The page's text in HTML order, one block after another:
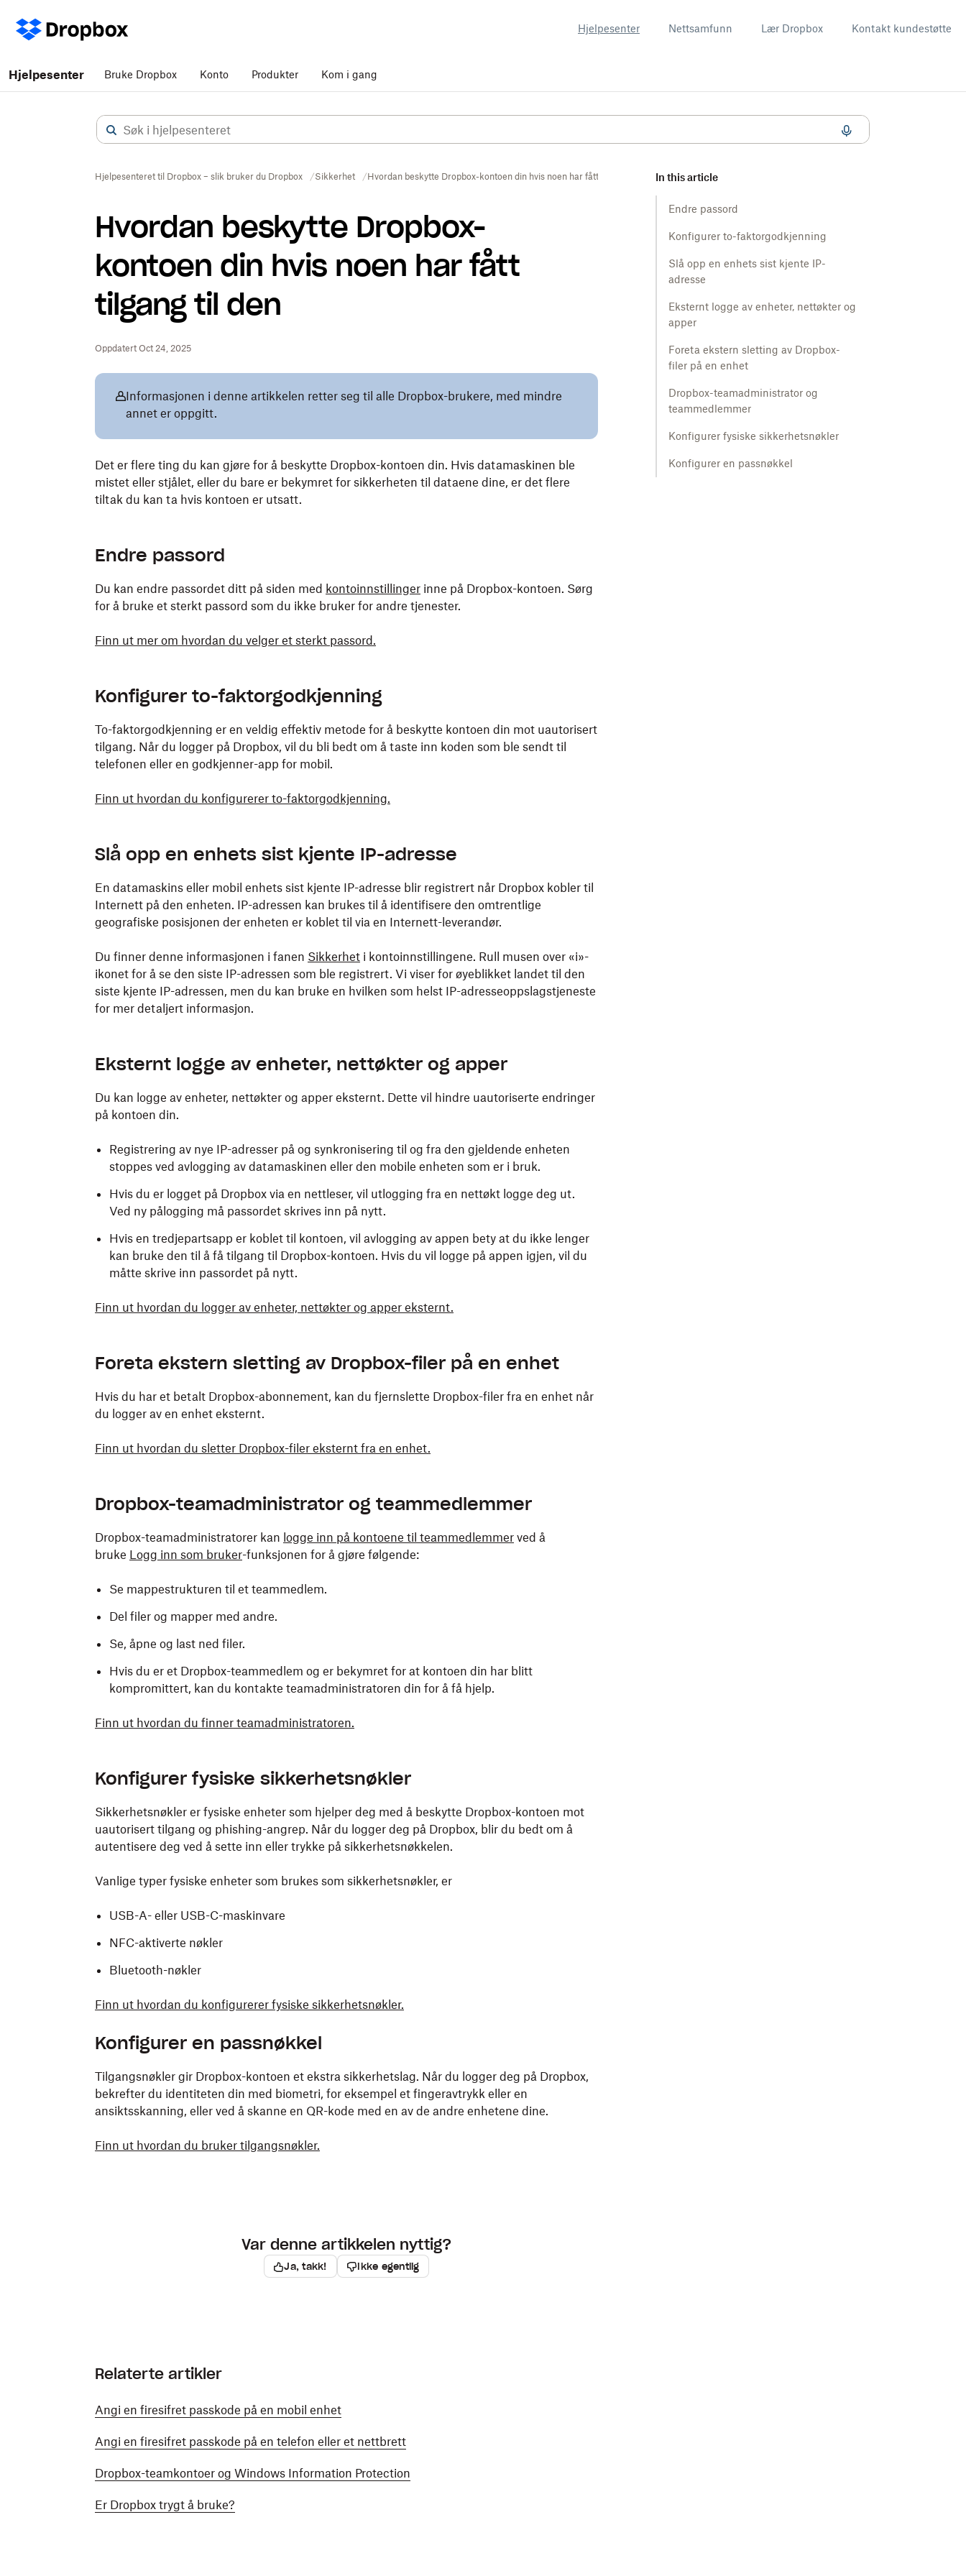
Hjelpesenter Nettsamfunn Lær Dropbox Kontakt kundestøtte
Hjelpesenter Bruke Dropbox Konto Produkter Kom i gang
Hjelpesenteret til Dropbox – slik bruker du Dropbox Sikkerhet Hvordan beskytte Dropbox-kontoen din hvis noen har fått tilgang til den
Hvordan beskytte Dropbox-
kontoen din hvis noen har fått
tilgang til den
Oppdatert Oct 24, 2025
In this article
Endre passord
Konfigurer to-faktorgodkjenning
Slå opp en enhets sist kjente IP-
adresse
Eksternt logge av enheter, nettøkter og
apper
Foreta ekstern sletting av Dropbox-
filer på en enhet
Dropbox-teamadministrator og
teammedlemmer
Konfigurer fysiske sikkerhetsnøkler
Konfigurer en passnøkkel
Informasjonen i denne artikkelen retter seg til alle Dropbox-brukere, med mindre
annet er oppgitt.
Det er flere ting du kan gjøre for å beskytte Dropbox-kontoen din. Hvis datamaskinen ble
mistet eller stjålet, eller du bare er bekymret for sikkerheten til dataene dine, er det flere
tiltak du kan ta hvis kontoen er utsatt.
Endre passord
Du kan endre passordet ditt på siden med kontoinnstillinger inne på Dropbox-kontoen. Sørg
for å bruke et sterkt passord som du ikke bruker for andre tjenester.
Finn ut mer om hvordan du velger et sterkt passord.
Konfigurer to-faktorgodkjenning
To-faktorgodkjenning er en veldig effektiv metode for å beskytte kontoen din mot uautorisert
tilgang. Når du logger på Dropbox, vil du bli bedt om å taste inn koden som ble sendt til
telefonen eller en godkjenner-app for mobil.
Finn ut hvordan du konfigurerer to-faktorgodkjenning.
Slå opp en enhets sist kjente IP-adresse
En datamaskins eller mobil enhets sist kjente IP-adresse blir registrert når Dropbox kobler til
Internett på den enheten. IP-adressen kan brukes til å identifisere den omtrentlige
geografiske posisjonen der enheten er koblet til via en Internett-leverandør.
Du finner denne informasjonen i fanen Sikkerhet i kontoinnstillingene. Rull musen over «i»-
ikonet for å se den siste IP-adressen som ble registrert. Vi viser for øyeblikket landet til den
siste kjente IP-adressen, men du kan bruke en hvilken som helst IP-adresseoppslagstjeneste
for mer detaljert informasjon.
Eksternt logge av enheter, nettøkter og apper
Du kan logge av enheter, nettøkter og apper eksternt. Dette vil hindre uautoriserte endringer
på kontoen din.
Registrering av nye IP-adresser på og synkronisering til og fra den gjeldende enheten
stoppes ved avlogging av datamaskinen eller den mobile enheten som er i bruk.
Hvis du er logget på Dropbox via en nettleser, vil utlogging fra en nettøkt logge deg ut.
Ved ny pålogging må passordet skrives inn på nytt.
Hvis en tredjepartsapp er koblet til kontoen, vil avlogging av appen bety at du ikke lenger
kan bruke den til å få tilgang til Dropbox-kontoen. Hvis du vil logge på appen igjen, vil du
måtte skrive inn passordet på nytt.
Finn ut hvordan du logger av enheter, nettøkter og apper eksternt.
Foreta ekstern sletting av Dropbox-filer på en enhet
Hvis du har et betalt Dropbox-abonnement, kan du fjernslette Dropbox-filer fra en enhet når
du logger av en enhet eksternt.
Finn ut hvordan du sletter Dropbox-filer eksternt fra en enhet.
Dropbox-teamadministrator og teammedlemmer
Dropbox-teamadministratorer kan logge inn på kontoene til teammedlemmer ved å
bruke Logg inn som bruker-funksjonen for å gjøre følgende:
Se mappestrukturen til et teammedlem.
Del filer og mapper med andre.
Se, åpne og last ned filer.
Hvis du er et Dropbox-teammedlem og er bekymret for at kontoen din har blitt
kompromittert, kan du kontakte teamadministratoren din for å få hjelp.
Finn ut hvordan du finner teamadministratoren.
Konfigurer fysiske sikkerhetsnøkler
Sikkerhetsnøkler er fysiske enheter som hjelper deg med å beskytte Dropbox-kontoen mot
uautorisert tilgang og phishing-angrep. Når du logger deg på Dropbox, blir du bedt om å
autentisere deg ved å sette inn eller trykke på sikkerhetsnøkkelen.
Vanlige typer fysiske enheter som brukes som sikkerhetsnøkler, er
USB-A- eller USB-C-maskinvare
NFC-aktiverte nøkler
Bluetooth-nøkler
Finn ut hvordan du konfigurerer fysiske sikkerhetsnøkler.
Konfigurer en passnøkkel
Tilgangsnøkler gir Dropbox-kontoen et ekstra sikkerhetslag. Når du logger deg på Dropbox,
bekrefter du identiteten din med biometri, for eksempel et fingeravtrykk eller en
ansiktsskanning, eller ved å skanne en QR-kode med en av de andre enhetene dine.
Finn ut hvordan du bruker tilgangsnøkler.
Var denne artikkelen nyttig?
Ja, takk! Ikke egentlig
Relaterte artikler
Angi en firesifret passkode på en mobil enhet
Angi en firesifret passkode på en telefon eller et nettbrett
Dropbox-teamkontoer og Windows Information Protection
Er Dropbox trygt å bruke?